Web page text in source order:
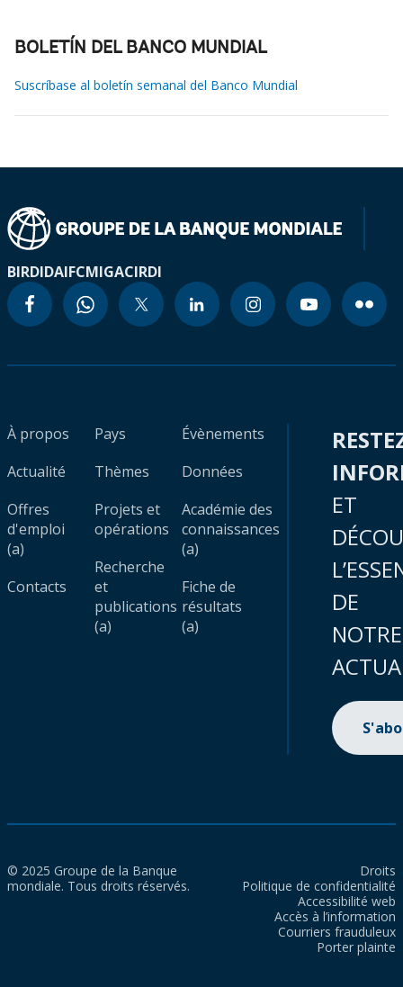
BOLETÍN DEL BANCO MUNDIAL
Suscríbase al boletín semanal del Banco Mundial
BIRDIDAIFCMIGACIRDI
À propos
Actualité
Offres
d'emploi
(a)
Contacts
Pays
Thèmes
Projets et
opérations
Recherche
et
publications
(a)
Évènements
Données
Académie des
connaissances
(a)
Fiche de
résultats
(a)
ET
DE
NOTRE
© 2025 Groupe de la Banque
mondiale. Tous droits réservés.
Droits
Politique de confidentialité
Accessibilité web
Accès à l’information
Courriers frauduleux
Porter plainte